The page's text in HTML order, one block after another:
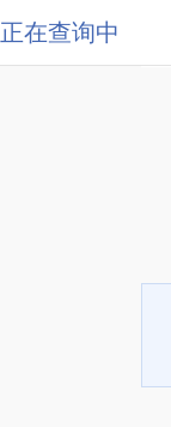
正在查询中